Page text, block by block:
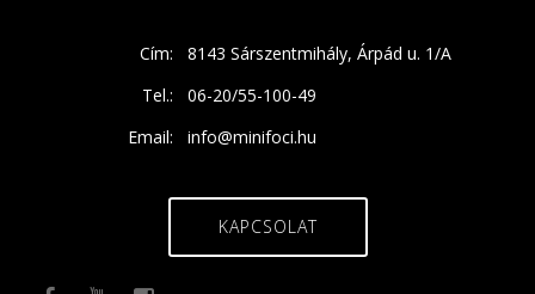
Cím:
8143 Sárszentmihály, Árpád u. 1/A
Tel.:
06-20/55-100-49
Email:
info@minifoci.hu
KAPCSOLAT